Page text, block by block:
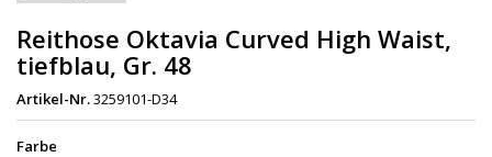
Reithose Oktavia Curved High Waist,
tiefblau, Gr. 48
Artikel-Nr.3259101-D34
Farbe